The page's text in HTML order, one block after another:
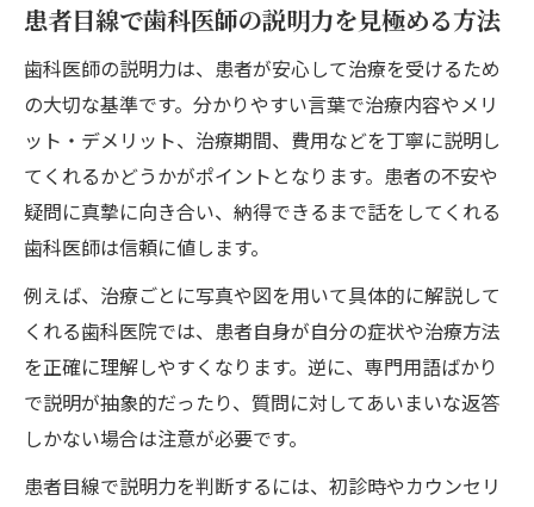
医師との違いが歯科医師選びに影響する理
由
歯科医師と医師の連携で生まれる治療効果
歯科医師の資格と医師との違いを解説
透明性ある歯科医師の説明が信頼へ繋がる理由
歯科医師による丁寧な説明が安心につなが
歯科医師が守る説明責任と患者の納得感
歯科医師の説明力で治療満足度が変わる理
透明性ある歯科医師が選ばれる時代へ
患者目線で歯科医師の説明力を見極める方法
歯科医師の説明力は、患者が安心して治療を受けるため
の大切な基準です。分かりやすい言葉で治療内容やメリ
ット・デメリット、治療期間、費用などを丁寧に説明し
てくれるかどうかがポイントとなります。患者の不安や
疑問に真摯に向き合い、納得できるまで話をしてくれる
歯科医師は信頼に値します。
例えば、治療ごとに写真や図を用いて具体的に解説して
くれる歯科医院では、患者自身が自分の症状や治療方法
を正確に理解しやすくなります。逆に、専門用語ばかり
で説明が抽象的だったり、質問に対してあいまいな返答
しかない場合は注意が必要です。
患者目線で説明力を判断するには、初診時やカウンセリ